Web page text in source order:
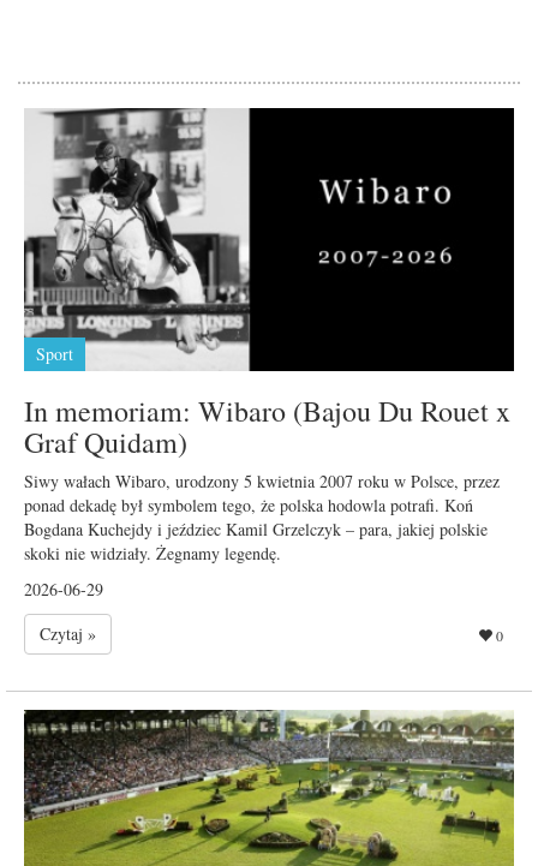
Sport
In memoriam: Wibaro (Bajou Du Rouet x
Graf Quidam)
Siwy wałach Wibaro, urodzony 5 kwietnia 2007 roku w Polsce, przez
ponad dekadę był symbolem tego, że polska hodowla potrafi. Koń
Bogdana Kuchejdy i jeździec Kamil Grzelczyk – para, jakiej polskie
skoki nie widziały. Żegnamy legendę.
2026-06-29
Czytaj »
0